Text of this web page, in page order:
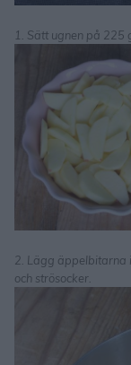
1. Sätt ugnen på 225
2. Lägg äppelbitarna
och strösocker.